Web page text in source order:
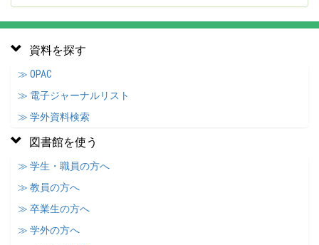
資料を探す
≫ OPAC
≫ 電子ジャーナルリスト
≫ 学外資料検索
図書館を使う
≫ 学生・職員の方へ
≫ 教員の方へ
≫ 卒業生の方へ
≫ 学外の方へ